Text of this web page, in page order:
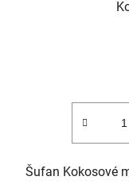
Šufan Kokosové